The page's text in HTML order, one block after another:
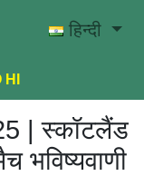
हिन्दी
| स्कॉटलैंड
भविष्यवाणी